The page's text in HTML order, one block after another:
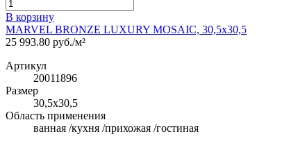
В корзину
MARVEL BRONZE LUXURY MOSAIC, 30,5x30,5
25 993.80 руб./м²
Артикул
20011896
Размер
30,5x30,5
Область применения
ванная /кухня /прихожая /гостиная